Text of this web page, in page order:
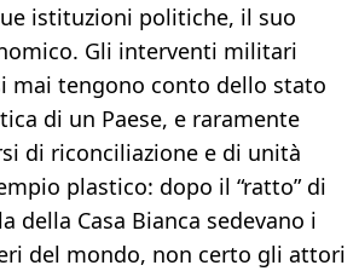
istituzioni politiche, il suo
Gli interventi militari
mai tengono conto dello stato
di un Paese, e raramente
di riconciliazione e di unità
plastico: dopo il “ratto” di
della Casa Bianca sedevano i
del mondo, non certo gli attori